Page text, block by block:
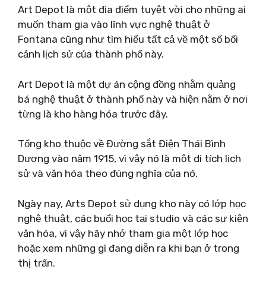
Art Depot là một địa điểm tuyệt vời cho những ai
muốn tham gia vào lĩnh vực nghệ thuật ở
Fontana cũng như tìm hiểu tất cả về một số bối
cảnh lịch sử của thành phố này.
Art Depot là một dự án cộng đồng nhằm quảng
bá nghệ thuật ở thành phố này và hiện nằm ở nơi
từng là kho hàng hóa trước đây.
Tổng kho thuộc về Đường sắt Điện Thái Bình
Dương vào năm 1915, vì vậy nó là một di tích lịch
sử và văn hóa theo đúng nghĩa của nó.
Ngày nay, Arts Depot sử dụng kho này có lớp học
nghệ thuật, các buổi học tại studio và các sự kiện
văn hóa, vì vậy hãy nhớ tham gia một lớp học
hoặc xem những gì đang diễn ra khi bạn ở trong
thị trấn.